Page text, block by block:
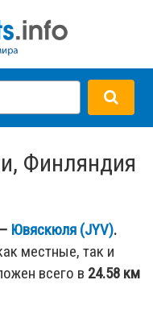
Финляндия
Ювяскюля (JYV).
местные, так и
всего в 24.58 км